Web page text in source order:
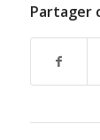
Partager